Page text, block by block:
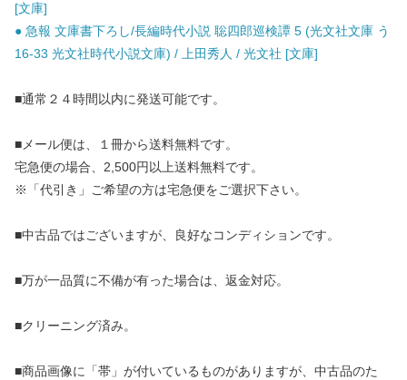
[文庫]
● 急報 文庫書下ろし/長編時代小説 聡四郎巡検譚 5 (光文社文庫 う
16-33 光文社時代小説文庫) / 上田秀人 / 光文社 [文庫]
■通常２４時間以内に発送可能です。
■メール便は、１冊から送料無料です。
宅急便の場合、2,500円以上送料無料です。
※「代引き」ご希望の方は宅急便をご選択下さい。
■中古品ではございますが、良好なコンディションです。
■万が一品質に不備が有った場合は、返金対応。
■クリーニング済み。
■商品画像に「帯」が付いているものがありますが、中古品のた